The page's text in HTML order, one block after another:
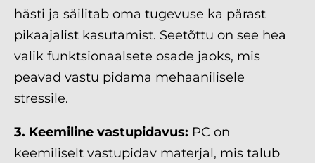
hästi ja säilitab oma tugevuse ka pärast
pikaajalist kasutamist. Seetõttu on see hea
valik funktsionaalsete osade jaoks, mis
peavad vastu pidama mehaanilisele
stressile.
3. Keemiline vastupidavus: PC on
keemiliselt vastupidav materjal, mis talub